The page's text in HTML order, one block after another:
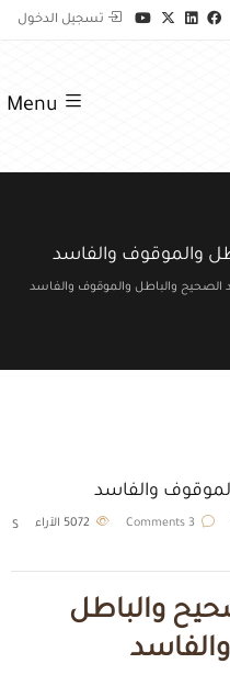
تسجيل الدخول
Menu
والموقوف والفاسد
الصحيح والباطل والموقوف والفاسد
والفاسد
3 Comments الآراء
S
والباطل